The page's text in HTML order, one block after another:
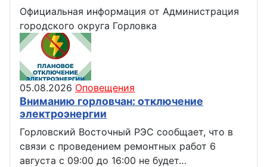
Официальная информация от Администрация
городского округа Горловка
05.08.2026 Оповещения
Вниманию горловчан: отключение
электроэнергии
Горловский Восточный РЭС сообщает, что в
связи с проведением ремонтных работ 6
августа с 09:00 до 16:00 не будет…